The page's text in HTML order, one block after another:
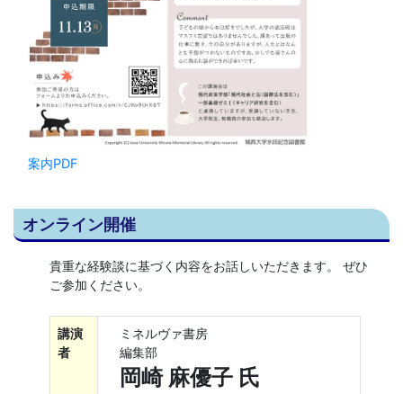
案内PDF
オンライン開催
貴重な経験談に基づく内容をお話しいただきます。 ぜひ
ご参加ください。
講演
者
ミネルヴァ書房
編集部
岡崎 麻優子 氏